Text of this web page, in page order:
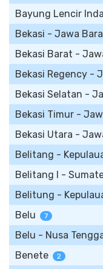
Bayung Lencir
Bekasi - Jawa
Bekasi Barat -
Bekasi Regency -
Bekasi Selatan -
Bekasi Timur -
Bekasi Utara -
Belitang -
Belitang I -
Belitung -
Belu 7
Belu - Nusa
Benete 2